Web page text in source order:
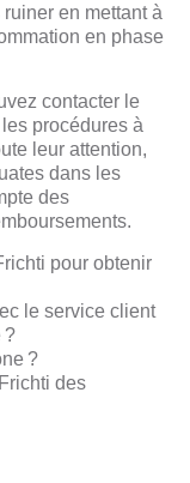
en mettant à
en phase
contacter le
procédures à
leur attention,
dans les
des
pour obtenir
le service client
?
?
des